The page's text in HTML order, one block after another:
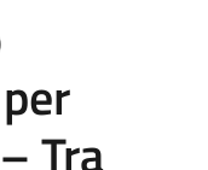
Tra